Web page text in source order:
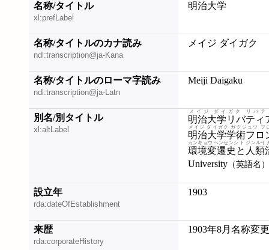
名称/タイトル
xl:prefLabel
明治大学
名称/タイトルのカナ読み
ndl:transcription@ja-Kana
メイジ ダイガク
名称/タイトルのローマ字読み
ndl:transcription@ja-Latn
Meiji Daigaku
別名/別タイトル
xl:altLabel
明治大学リバティ
メイジ ダイガク リバテ
明治大学学術フロ
メイジ ダイガク ガクジュツ フ
環境変遷史と人類
カンキョウ ヘンセンシ ト ジンルイ
University （英語名）
設立年
rda:dateOfEstablishment
1903
来歴
rda:corporateHistory
1903年8月名称変更